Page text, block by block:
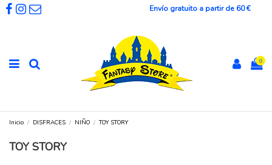
Envío gratuito a partir de 60 €
0
Inicio DISFRACES NIÑO TOY STORY
TOY STORY